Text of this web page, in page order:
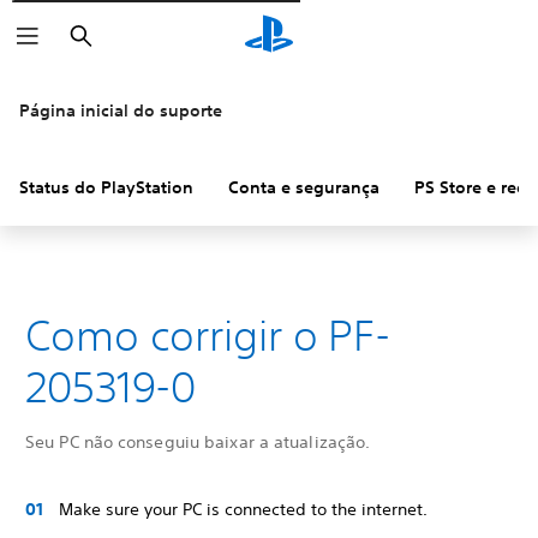
Pesquisar
Página inicial do suporte
Status do PlayStation Conta e segurança PS Store e
Como corrigir o PF-
205319-0
Seu PC não conseguiu baixar a atualização.
Make sure your PC is connected to the internet.